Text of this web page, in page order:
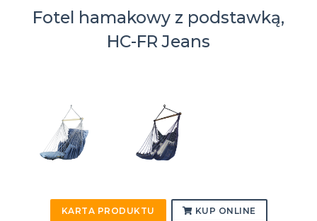
Fotel hamakowy z podstawką,
HC-FR Jeans
KARTA PRODUKTU KUP ONLINE